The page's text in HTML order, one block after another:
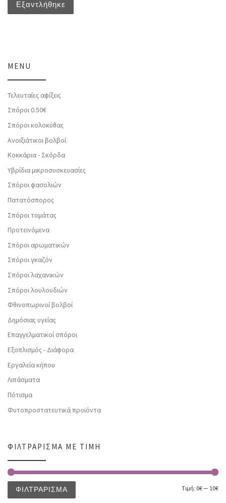
Εξαντλήθηκε
MENU
Τελευταίες αφίξεις
Σπόροι 0.50€
Σπόροι κολοκύθας
Ανοιξιάτικοι βολβοί
Κοκκάρια - Σκόρδα
Υβρίδια μικροσυσκευασίες
Σπόροι φασολιών
Πατατόσπορος
Σπόροι τομάτας
Προτεινόμενα
Σπόροι αρωματικών
Σπόροι γκαζόν
Σπόροι λαχανικών
Σπόροι λουλουδιών
Φθινοπωρινοί βολβοί
Δημόσιας υγείας
Επαγγελματικοί σπόροι
Εξοπλισμός - Διάφορα
Εργαλεία κήπου
Λιπάσματα
Πότισμα
Φυτοπροστατευτικά προϊόντα
ΦΙΛΤΡΆΡΙΣΜΑ ΜΕ ΤΙΜΉ
ΦΙΛΤΡΆΡΙΣΜΑ Τιμή: 0€— 10€